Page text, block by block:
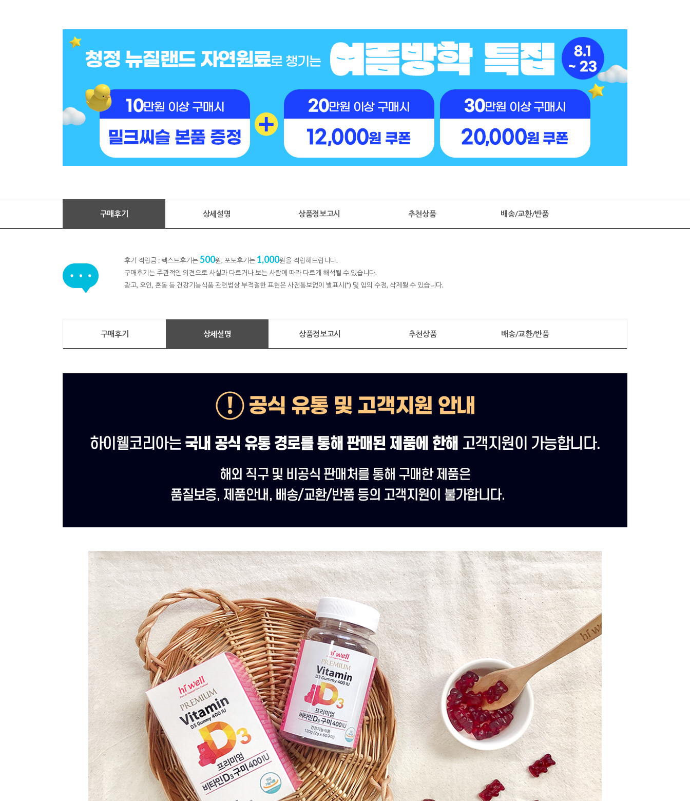
구매후기 상세설명 상품정보고시 추천상품 배송/교환/반품
후기 적립금 : 텍스트후기는500원, 포토후기는 1,000원을 적립해드립니다.
구매후기는 주관적인 의견으로 사실과 다르거나 보는 사람에 따라 다르게 해석될 수 있습니다.
광고, 오인, 혼동 등 건강기능식품 관련법상 부적절한 표현은 사전통보없이 별표시(*) 및 임의 수정, 삭제될 수 있습니다.
구매후기 상세설명 상품정보고시 추천상품 배송/교환/반품